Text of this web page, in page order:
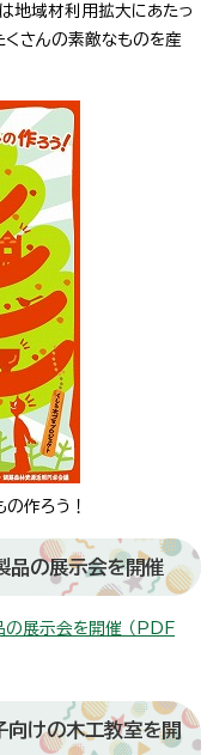
地域材利用拡大にあたっ
くさんの素敵なものを産
作ろう！
品の展示会を開催
展示会を開催 （PDF
けの木工教室を開